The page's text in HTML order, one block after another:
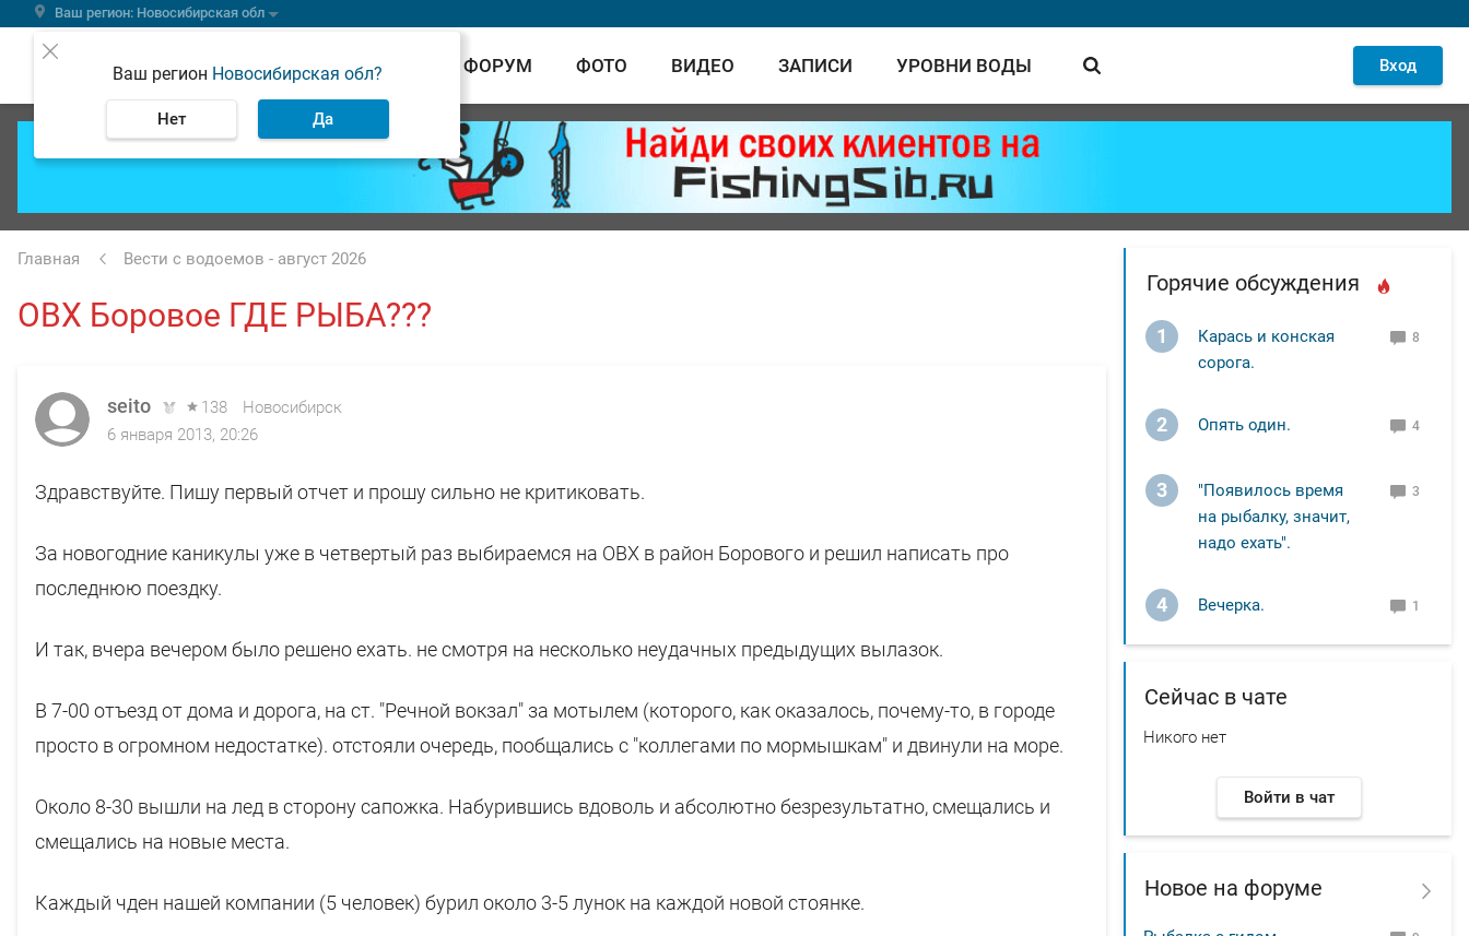
Ваш регион: Новосибирская обл
Ваш регион Новосибирская обл?
Нет Да
ВЕСТИ ФОРУМ ФОТО ВИДЕО ЗАПИСИ УРОВНИ ВОДЫ Вход
Главная Вести с водоемов - август 2026
ОВХ Боровое ГДЕ РЫБА???
seito 138
Новосибирск
6 января 2013, 20:26
Здравствуйте. Пишу первый отчет и прошу сильно не критиковать.
За новогодние каникулы уже в четвертый раз выбираемся на ОВХ в район Борового и решил написать про
последнюю поездку.
И так, вчера вечером было решено ехать. не смотря на несколько неудачных предыдущих вылазок.
В 7-00 отъезд от дома и дорога, на ст. "Речной вокзал" за мотылем (которого, как оказалось, почему-то, в городе
просто в огромном недостатке). отстояли очередь, пообщались с "коллегами по мормышкам" и двинули на море.
Около 8-30 вышли на лед в сторону сапожка. Набурившись вдоволь и абсолютно безрезультатно, смещались и
смещались на новые места.
Каждый чден нашей компании (5 человек) бурил около 3-5 лунок на каждой новой стоянке.
Горячие обсуждения
1
Карась и конская
сорога.
8
2 Опять один. 4
3
"Появилось время
на рыбалку, значит,
надо ехать".
3
4 Вечерка. 1
Сейчас в чате
Никого нет
Войти в чат
Новое на форуме